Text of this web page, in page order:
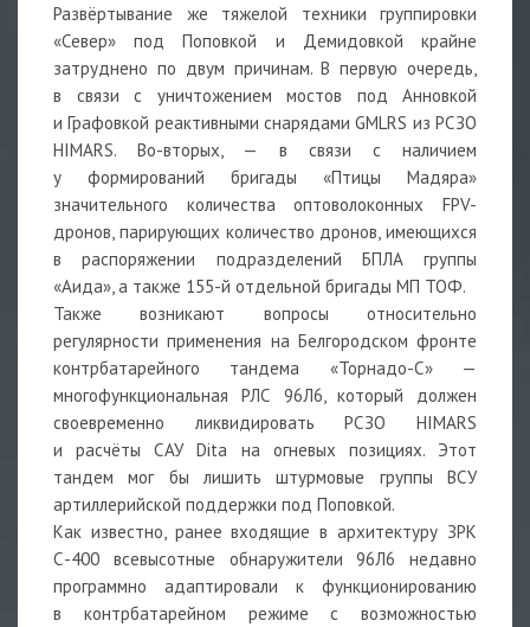
Развёртывание же тяжелой техники группировки
«Север» под Поповкой и Демидовкой крайне
затруднено по двум причинам. В первую очередь,
в связи с уничтожением мостов под Анновкой
и Графовкой реактивными снарядами GMLRS из РСЗО
HIMARS. Во-вторых, — в связи с наличием
у формирований бригады «Птицы Мадяра»
значительного количества оптоволоконных FPV-
дронов, парирующих количество дронов, имеющихся
в распоряжении подразделений БПЛА группы
«Аида», а также 155-й отдельной бригады МП ТОФ.
Также возникают вопросы относительно
регулярности применения на Белгородском фронте
контрбатарейного тандема «Торнадо-С» —
многофункциональная РЛС 96Л6, который должен
своевременно ликвидировать РСЗО HIMARS
и расчёты САУ Dita на огневых позициях. Этот
тандем мог бы лишить штурмовые группы ВСУ
артиллерийской поддержки под Поповкой.
Как известно, ранее входящие в архитектуру ЗРК
С-400 всевысотные обнаружители 96Л6 недавно
программно адаптировали к функционированию
в контрбатарейном режиме с возможностью